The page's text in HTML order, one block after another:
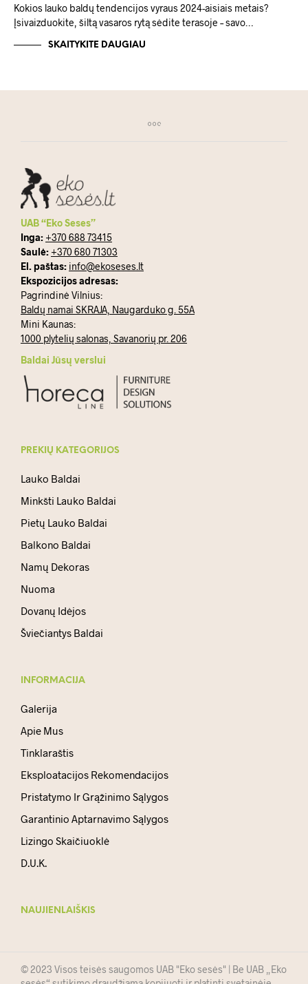
Kokios lauko baldų tendencijos vyraus 2024-aisiais metais?
Įsivaizduokite, šiltą vasaros rytą sėdite terasoje – savo…
SKAITYKITE DAUGIAU
UAB “Eko Seses”
Inga: +370 688 73415
Saulė: +370 680 71303
El. paštas: info@ekoseses.lt
Ekspozicijos adresas:
Pagrindinė Vilnius:
Baldų namai SKRAJA, Naugarduko g. 55A
Mini Kaunas:
1000 plytelių salonas, Savanorių pr. 206
Baldai Jūsų verslui
PREKIŲ KATEGORIJOS
Lauko Baldai
Minkšti Lauko Baldai
Pietų Lauko Baldai
Balkono Baldai
Namų Dekoras
Nuoma
Dovanų Idėjos
Šviečiantys Baldai
INFORMACIJA
Galerija
Apie Mus
Tinklaraštis
Eksploatacijos Rekomendacijos
Pristatymo Ir Grąžinimo Sąlygos
Garantinio Aptarnavimo Sąlygos
Lizingo Skaičiuoklė
D.U.K.
NAUJIENLAIŠKIS
© 2023 Visos teisės saugomos UAB "Eko sesės" | Be UAB „Eko